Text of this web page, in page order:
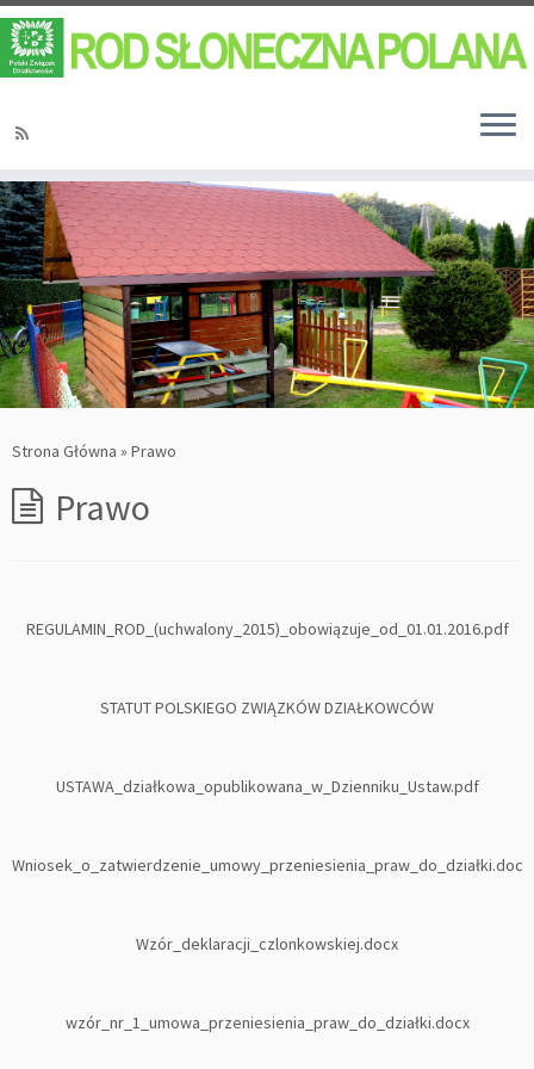
Strona Główna » Prawo
Prawo
REGULAMIN_ROD_(uchwalony_2015)_obowiązuje_od_01.01.2016.pdf
STATUT POLSKIEGO ZWIĄZKÓW DZIAŁKOWCÓW
USTAWA_działkowa_opublikowana_w_Dzienniku_Ustaw.pdf
Wniosek_o_zatwierdzenie_umowy_przeniesienia_praw_do_działki.doc
Wzór_deklaracji_czlonkowskiej.docx
wzór_nr_1_umowa_przeniesienia_praw_do_działki.docx